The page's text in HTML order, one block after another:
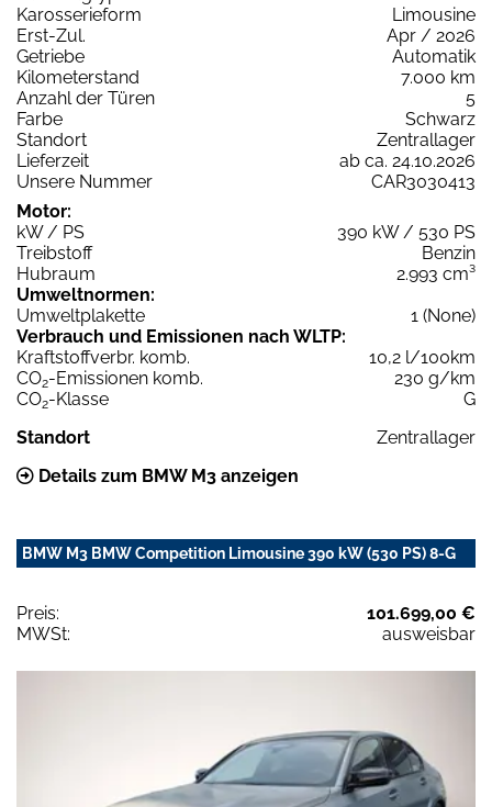
Karosserieform
Limousine
Erst-Zul.
Apr / 2026
Getriebe
Automatik
Kilometerstand
7.000 km
Anzahl der Türen
5
Farbe
Schwarz
Standort
Zentrallager
Lieferzeit
ab ca. 24.10.2026
Unsere Nummer
CAR3030413
Motor:
kW / PS
390 kW / 530 PS
Treibstoff
Benzin
Hubraum
2.993 cm³
Umweltnormen:
Umweltplakette
1 (None)
Verbrauch und Emissionen nach WLTP:
Kraftstoffverbr. komb.
10,2 l/100km
CO2-Emissionen komb.
230 g/km
CO2-Klasse
G
Standort
Zentrallager
Details zum BMW M3 anzeigen
BMW M3 BMW Competition Limousine 390 kW (530 PS) 8-G
Preis:
101.699,00 €
MWSt:
ausweisbar